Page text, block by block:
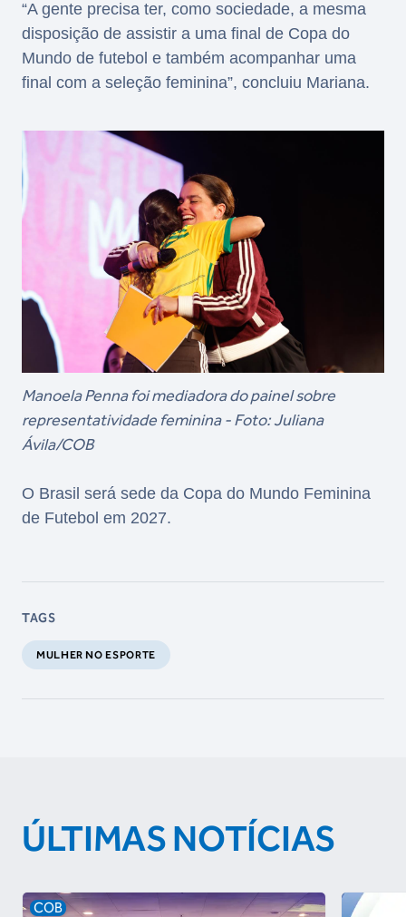
“A gente precisa ter, como sociedade, a mesma
disposição de assistir a uma final de Copa do
Mundo de futebol e também acompanhar uma
final com a seleção feminina”, concluiu Mariana.
Manoela Penna foi mediadora do painel sobre
representatividade feminina - Foto: Juliana
Ávila/COB
O Brasil será sede da Copa do Mundo Feminina
de Futebol em 2027.
TAGS
MULHER NO ESPORTE
ÚLTIMAS NOTÍCIAS
COB